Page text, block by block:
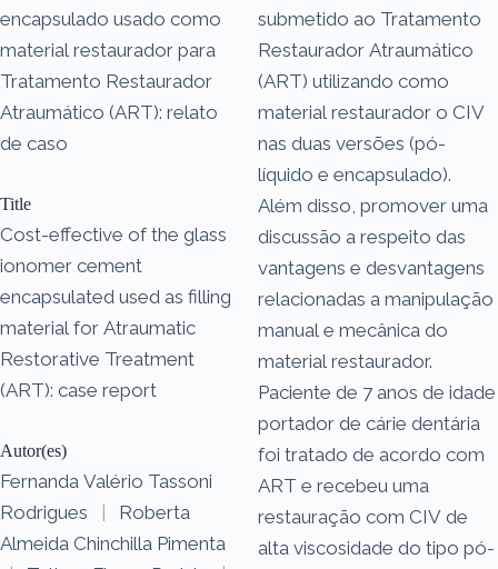
encapsulado usado como
material restaurador para
Tratamento Restaurador
Atraumático (ART): relato
de caso
Title
Cost-effective of the glass
ionomer cement
encapsulated used as filling
material for Atraumatic
Restorative Treatment
(ART): case report
Autor(es)
Fernanda Valério Tassoni
Rodrigues
|
Roberta
Almeida Chinchilla Pimenta
submetido ao Tratamento
Restaurador Atraumático
(ART) utilizando como
material restaurador o CIV
nas duas versões (pó-
líquido e encapsulado).
Além disso, promover uma
discussão a respeito das
vantagens e desvantagens
relacionadas a manipulação
manual e mecânica do
material restaurador.
Paciente de 7 anos de idade
portador de cárie dentária
foi tratado de acordo com
ART e recebeu uma
restauração com CIV de
alta viscosidade do tipo pó-